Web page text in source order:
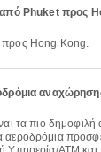
από Phuket προς
προς Hong Kong.
τα πιο δημοφιλή